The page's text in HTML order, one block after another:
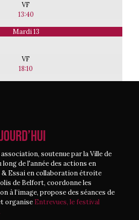
VF
13:40
Mardi 13
VF
18:10
soutenue par la Ville de
de l'année des actions en
& Essai en collaboration étroite
de Belfort, coordonne les
à l’image, propose des séances de
organise Entrevues, le festival